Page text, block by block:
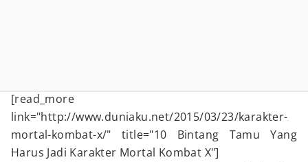
[read_more
link="http://www.duniaku.net/2015/03/23/karakter-
mortal-kombat-x/" title="10 Bintang Tamu Yang
Harus Jadi Karakter Mortal Kombat X"]